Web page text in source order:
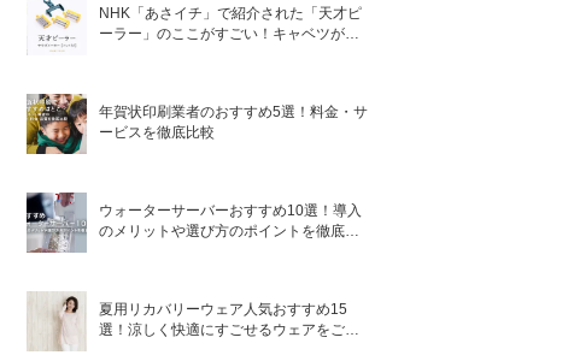
NHK「あさイチ」で紹介された「天才ピ
ーラー」のここがすごい！キャベツがほ
年賀状印刷業者のおすすめ5選！料金・サ
ービスを徹底比較
ウォーターサーバーおすすめ10選！導入
のメリットや選び方のポイントを徹底解
夏用リカバリーウェア人気おすすめ15
選！涼しく快適にすごせるウェアをご紹